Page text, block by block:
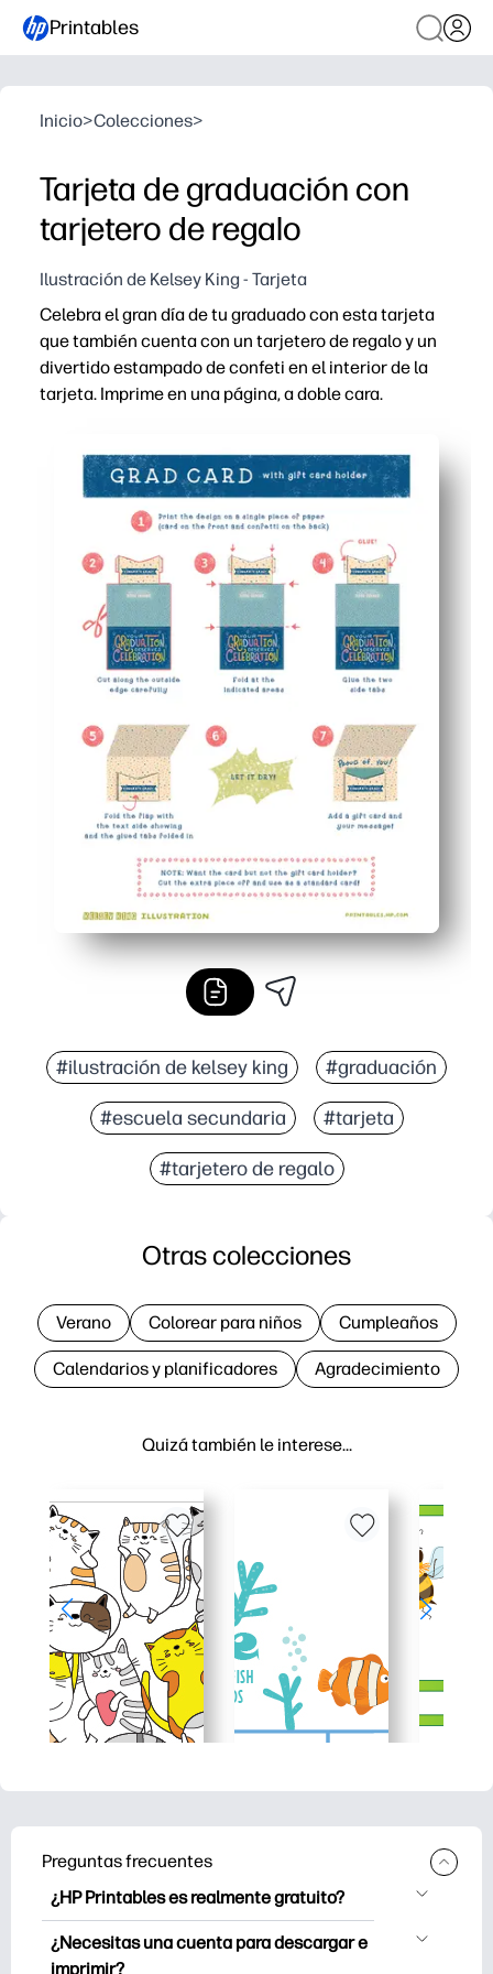
Printables
Inicio>Colecciones>
Tarjeta de graduación con
tarjetero de regalo
Ilustración de Kelsey King - Tarjeta
Celebra el gran día de tu graduado con esta tarjeta
que también cuenta con un tarjetero de regalo y un
divertido estampado de confeti en el interior de la
tarjeta. Imprime en una página, a doble cara.
El soporte integrado mantiene la tarjeta de regalo
El interior festivo de confeti añade un toque de
Se adapta a la mayoría de las tarjetas de regalo
#ilustración de kelsey king #graduación
#escuela secundaria #tarjeta
#tarjetero de regalo
Quizá también le interese…
Otras colecciones
Verano Colorear para niños Cumpleaños
Calendarios y planificadores Agradecimiento
Preguntas frecuentes
¿HP Printables es realmente gratuito?
HP Printables ofrece más de 2500
imprimibles gratuitos para descargar e
¿Necesitas una cuenta para descargar e
imprimir?